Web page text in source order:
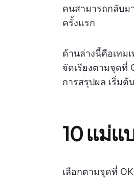
คนสามารถกลับม
ครั้งแรก
ด้านล่างนี้คือเทม
จัดเรียงตามจุดที่
การสรุปผล เริ่ม
10 แม่แ
เลือกตามจุดที่